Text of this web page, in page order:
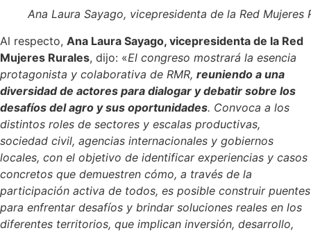
Ana Laura Sayago, vicepresidenta de la Red Mujeres
Al respecto, Ana Laura Sayago, vicepresidenta de la Red
Mujeres Rurales, dijo: «El congreso mostrará la esencia
protagonista y colaborativa de RMR, reuniendo a una
diversidad de actores para dialogar y debatir sobre los
desafíos del agro y sus oportunidades. Convoca a los
distintos roles de sectores y escalas productivas,
sociedad civil, agencias internacionales y gobiernos
locales, con el objetivo de identificar experiencias y casos
concretos que demuestren cómo, a través de la
participación activa de todos, es posible construir puentes
para enfrentar desafíos y brindar soluciones reales en los
diferentes territorios, que implican inversión, desarrollo,